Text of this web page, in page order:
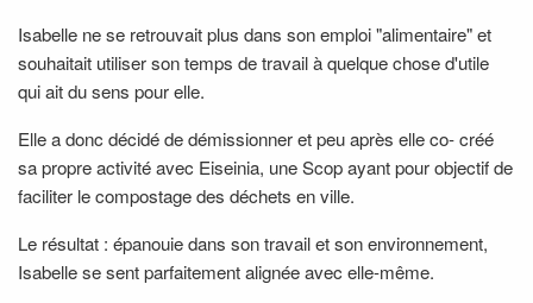
Isabelle ne se retrouvait plus dans son emploi "alimentaire" et
souhaitait utiliser son temps de travail à quelque chose d'utile
qui ait du sens pour elle.
Elle a donc décidé de démissionner et peu après elle co- créé
sa propre activité avec Eiseinia, une Scop ayant pour objectif de
faciliter le compostage des déchets en ville.
Le résultat : épanouie dans son travail et son environnement,
Isabelle se sent parfaitement alignée avec elle-même.